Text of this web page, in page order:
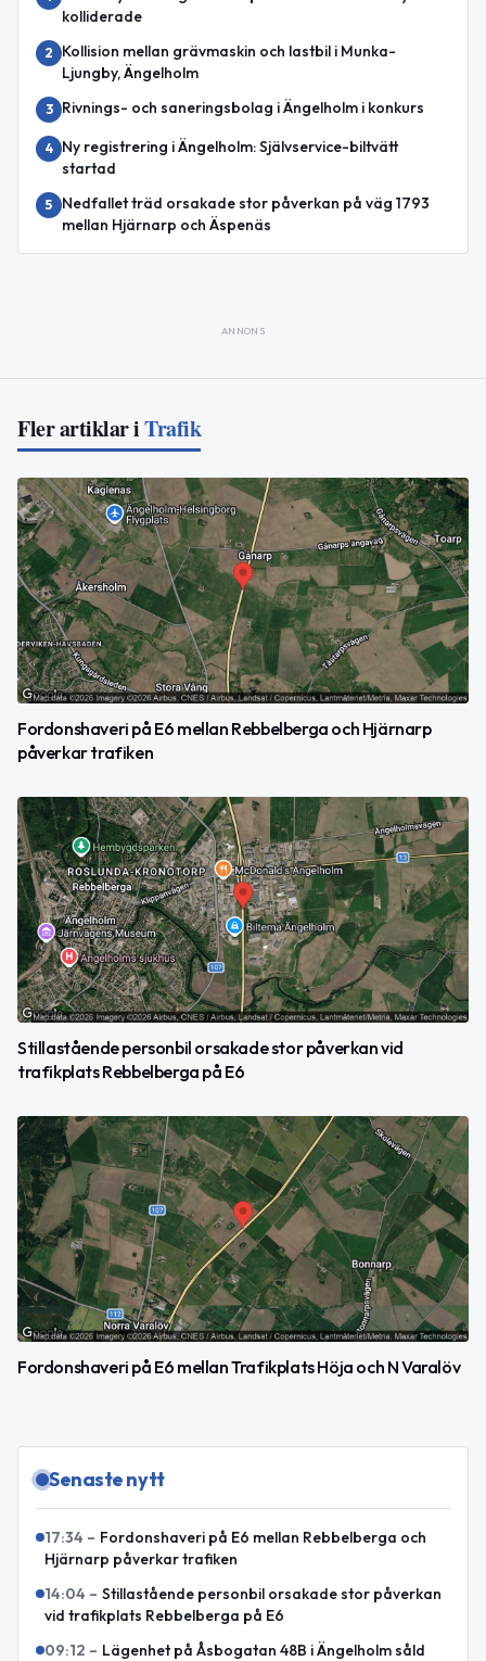
kolliderade
2
Kollision mellan grävmaskin och lastbil i Munka-
Ljungby, Ängelholm
3 Rivnings- och saneringsbolag i Ängelholm i konkurs
4
Ny registrering i Ängelholm: Självservice-biltvätt
startad
5
Nedfallet träd orsakade stor påverkan på väg 1793
mellan Hjärnarp och Äspenäs
ANNONS
Fler artiklar iTrafik
Fordonshaveri på E6 mellan Rebbelberga och Hjärnarp
påverkar trafiken
Stillastående personbil orsakade stor påverkan vid
trafikplats Rebbelberga på E6
Fordonshaveri på E6 mellan Trafikplats Höja och N Varalöv
Senaste nytt
17:34 – Fordonshaveri på E6 mellan Rebbelberga och
Hjärnarp påverkar trafiken
14:04 – Stillastående personbil orsakade stor påverkan
vid trafikplats Rebbelberga på E6
09:12 – Lägenhet på Åsbogatan 48B i Ängelholm såld